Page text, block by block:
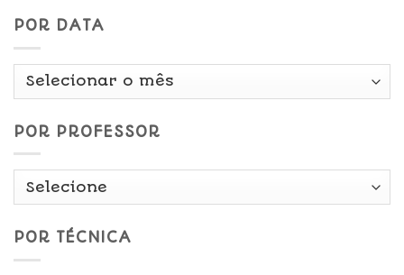
POR DATA
Por
POR PROFESSOR
POR TÉCNICA